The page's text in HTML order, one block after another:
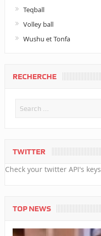
Teqball
Volley ball
Wushu et Tonfa
RECHERCHE
TWITTER
Check your twitter API's keys
TOP NEWS